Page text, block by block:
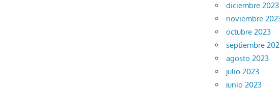
diciembre 2023
noviembre
octubre 2023
septiembre
agosto 2023
julio 2023
junio 2023